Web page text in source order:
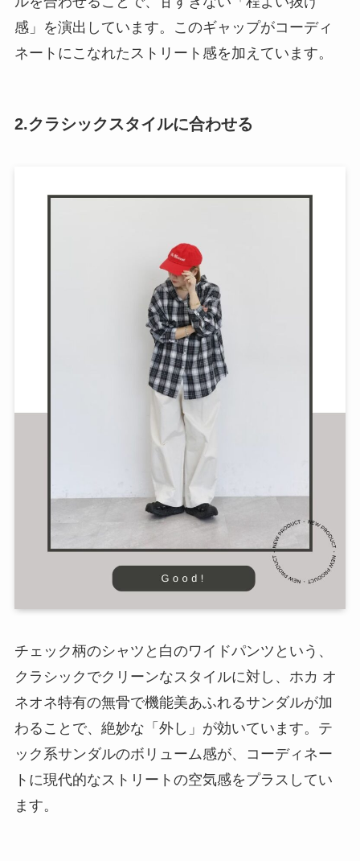
感」を演出しています。このギャップがコーディ
ネートにこなれたストリート感を加えています。
2.クラシックスタイルに合わせる
チェック柄のシャツと白のワイドパンツという、
クラシックでクリーンなスタイルに対し、ホカ オ
ネオネ特有の無骨で機能美あふれるサンダルが加
わることで、絶妙な「外し」が効いています。テ
ック系サンダルのボリューム感が、コーディネー
トに現代的なストリートの空気感をプラスしてい
ます。